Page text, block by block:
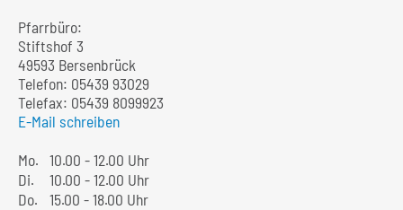
Pfarrbüro:
Stiftshof 3
49593 Bersenbrück
Telefon: 05439 93029
Telefax: 05439 8099923
E-Mail schreiben
Mo. 10.00 - 12.00 Uhr
Di.
10.00 - 12.00 Uhr
Do.
15.00 - 18.00 Uhr